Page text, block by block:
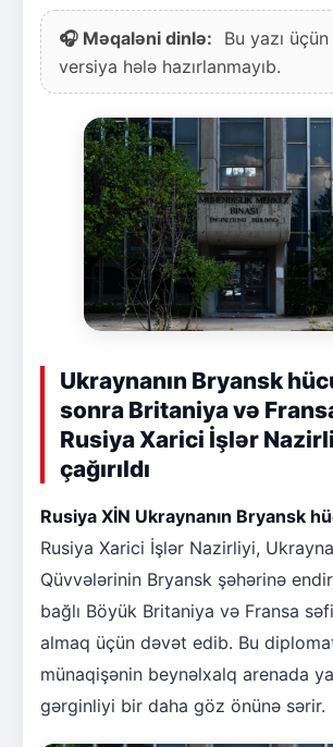
🎧 Məqaləni dinlə:
Bu yazı
versiya hələ hazırlanmayıb.
Ukraynanın Bryansk
sonra Britaniya və
Rusiya Xarici İşlər
çağırıldı
Rusiya XİN Ukraynanın Bryansk
Rusiya Xarici İşlər Nazirliyi, Ukrayna
Qüvvələrinin Bryansk şəhərinə
bağlı Böyük Britaniya və Fransa
almaq üçün dəvət edib. Bu
münaqişənin beynəlxalq arenada
gərginliyi bir daha göz önünə sərir.